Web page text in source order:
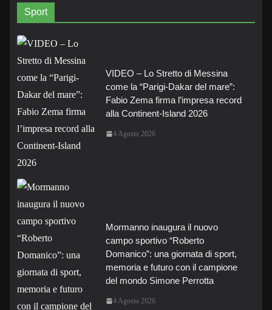
Sport
VIDEO – Lo Stretto di Messina
come la “Parigi-Dakar del mare”:
Fabio Zema firma l’impresa record
alla Continent-Island 2026
4 Agosto 2026
Mormanno inaugura il nuovo
campo sportivo “Roberto
Domanico”: una giornata di sport,
memoria e futuro con il campione
del mondo Simone Perrotta
4 Agosto 2026